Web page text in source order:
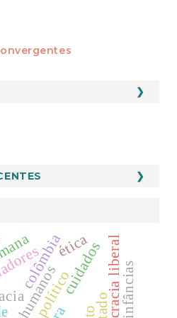
colômbiacuidados
ética
infâncias